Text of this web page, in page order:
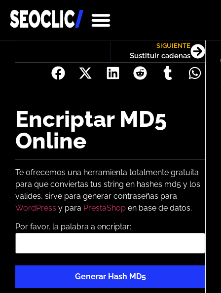
SIGUIENTE
Sustituir cadenas
Encriptar MD5
Online
Te ofrecemos una herramienta totalmente gratuita
para que conviertas tus string en hashes md5 y los
valides, sirve para generar contraseñas para
WordPress y para PrestaShop en base de datos.
Por favor, la palabra a encriptar: